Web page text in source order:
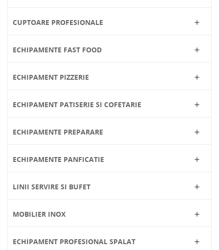
CUPTOARE PROFESIONALE 
ECHIPAMENTE FAST FOOD 
ECHIPAMENT PIZZERIE 
ECHIPAMENT PATISERIE SI COFETARIE 
ECHIPAMENTE PREPARARE 
ECHIPAMENTE PANFICATIE 
LINII SERVIRE SI BUFET 
MOBILIER INOX 
ECHIPAMENT PROFESIONAL SPALAT 